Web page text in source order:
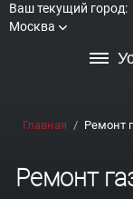
Ваш текущий город:
Москва
Главная Ремонт
Ремонт